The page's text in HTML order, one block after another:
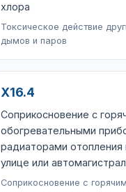
хлора
Токсическое действие
дымов и паров
X16.4
Соприкосновение с
обогревательными
радиаторами отопления
улице или
Соприкосновение с